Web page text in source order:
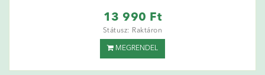
13 990 Ft
Státusz: Raktáron
MEGRENDEL